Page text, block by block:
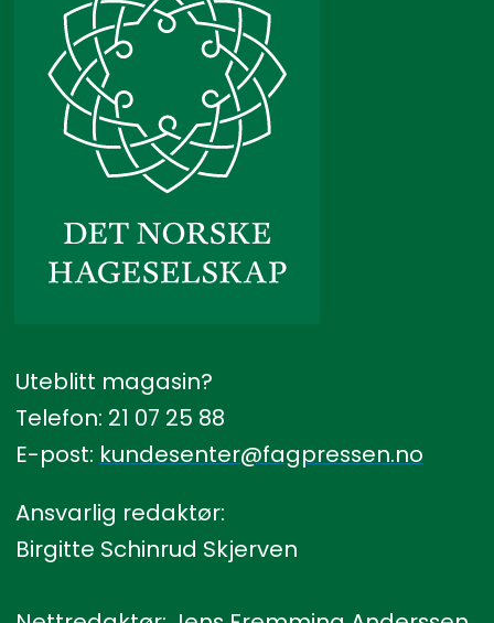
Uteblitt magasin?
Telefon: 21 07 25 88
E-post: kundesenter@fagpressen.no
Ansvarlig redaktør:
Birgitte Schinrud Skjerven